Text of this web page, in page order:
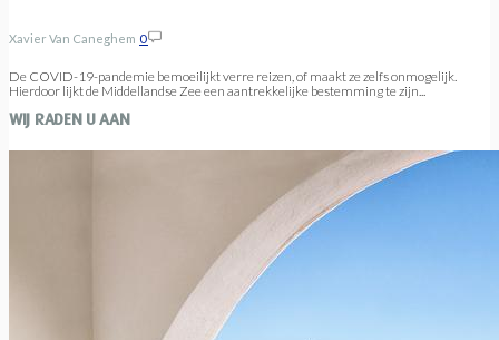
Xavier Van Caneghem 0
De COVID-19-pandemie bemoeilijkt verre reizen, of maakt ze zelfs onmogelijk.
Hierdoor lijkt de Middellandse Zee een aantrekkelijke bestemming te zijn...
WIJ RADEN U AAN